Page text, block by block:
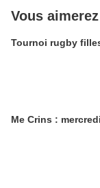
Vous
Tournoi rugby
Me Crins :